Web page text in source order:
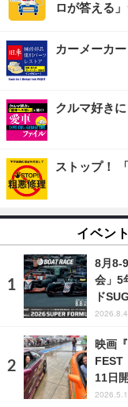
ロが答える」
カーメーカ
クルマ好き
ストップ！
イベン
8月
会」5
ド
映画
FEST
11日